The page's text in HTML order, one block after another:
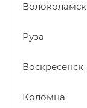
Волоколамск
Руза
Воскресенск
Коломна